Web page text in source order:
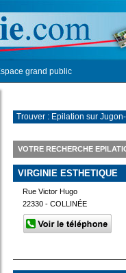
grand public
Trouver : Epilation sur
VOTRE RECHERCHE
VIRGINIE ESTHETIQUE
Rue Victor Hugo
22330 - COLLINÉE